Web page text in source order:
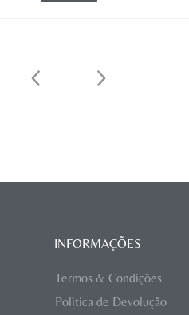
INFORMAÇÕES
Termos & Condições
Política de Devolução